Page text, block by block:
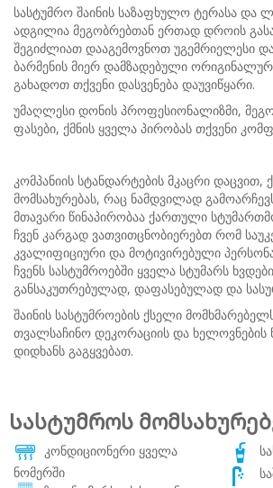
სასტუმრო შაინის საზაფხულო ტერასა და
ადგილია მეგობრებთან ერთად დროის
შეგიძლიათ დააგემოვნოთ უგემრიელესი
ბარმენის მიერ დამზადებული
გახადოთ თქვენი დასვენება დაუვიწყარი.
უმაღლესი დონის პროფესიონალიზმი,
ფასები, ქმნის ყველა პირობას თქვენი
კომპანიის სტანდარტების მკაცრი
მომსახურებას, რაც ნამდვილად
მთავარი წინაპირობაა ქართული
ჩვენ კარგად ვათვითცნობიერებთ რომ
კვალიფიციური და მოტივირებული
ჩვენს სასტუმროებში ყველა სტუმარს
განსაკუთრებულად, დაფასებულად და
შაინის სასტუმროების ქსელი
თვალსაჩინო დეკორაციის და ხელოვნების
დიდხანს გაგყვებათ.
Სასტუმროს
კონდიციონერი ყველა
ნომერში